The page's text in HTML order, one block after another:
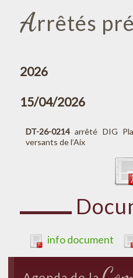
Arrêtés
2026
15/04/2026
DT-26-0214arrêté DIG
versants de l’Aix
info document